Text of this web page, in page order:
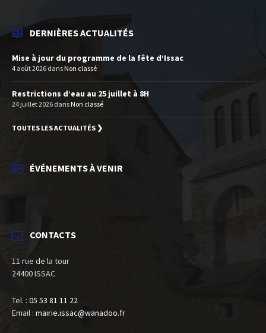
DERNIÈRES ACTUALITÉS
Mise à jour du programme de la fête d’Issac
4 août 2026 dansNon classé
Restrictions d’eau au 25 juillet à 8H
24 juillet 2026 dansNon classé
TOUTES LES ACTUALITÉS ❯
ÉVÉNEMENTS À VENIR
CONTACTS
11 rue de la tour
24400 ISSAC
Tel. : 05 53 81 11 22
Email : mairie.issac@wanadoo.fr